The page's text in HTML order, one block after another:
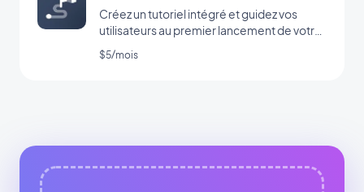
Créez un tutoriel intégré et guidez vos
utilisateurs au premier lancement de votre
app
$5/mois